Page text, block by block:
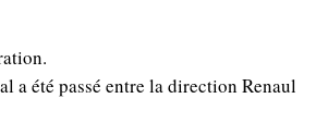
été passé entre la direction Renault et la